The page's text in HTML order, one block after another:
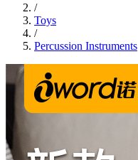
/
Toys
/
Percussion Instruments